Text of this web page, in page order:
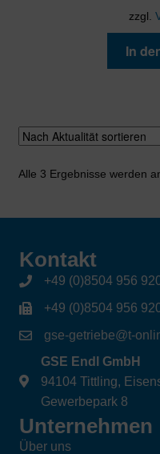
zzgl.
In
Alle 3 Ergebnisse werden
Kontakt
+49 (0)8504 956
+49 (0)8504 956
gse-getriebe@t-
GSE Endl GmbH
94104 Tittling,
Gewerbepark 8
Unternehmen
Über uns